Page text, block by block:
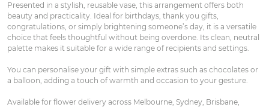
Presented in a stylish, reusable vase, this arrangement offers both
beauty and practicality. Ideal for birthdays, thank you gifts,
congratulations, or simply brightening someone’s day, it is a versatile
choice that feels thoughtful without being overdone. Its clean, neutral
palette makes it suitable for a wide range of recipients and settings.
You can personalise your gift with simple extras such as chocolates or
a balloon, adding a touch of warmth and occasion to your gesture.
Available for flower delivery across Melbourne, Sydney, Brisbane,